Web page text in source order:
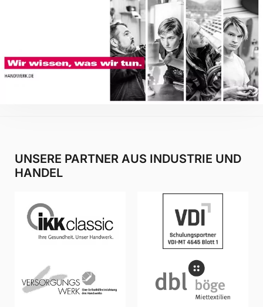
UNSERE PARTNER AUS INDUSTRIE UND
HANDEL